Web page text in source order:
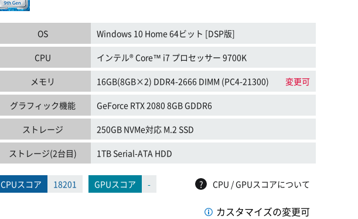
OS Windows 10 Home 64ビット [DSP版]
CPU インテル® Core™ i7 プロセッサー 9700K
メモリ 16GB(8GB×2) DDR4-2666 DIMM (PC4-21300) 変更可
グラフィック機能 GeForce RTX 2080 8GB GDDR6
ストレージ 250GB NVMe対応 M.2 SSD
ストレージ(2台目) 1TB Serial-ATA HDD
CPUスコア 18201 GPUスコア - ? CPU / GPUスコアについて
カスタマイズの変更可